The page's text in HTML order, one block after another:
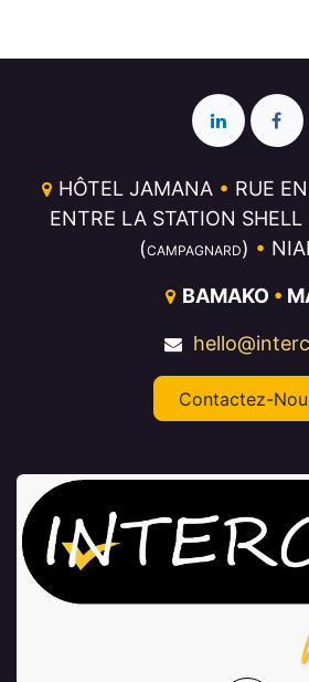
HÔTEL JAMANA • RUE
ENTRE LA STATION
(CAMPAGNARD) •
BAMAKO •
Contactez-